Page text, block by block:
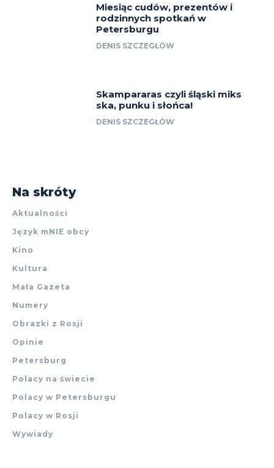
Miesiąc cudów, prezentów i
rodzinnych spotkań w
Petersburgu
DENIS SZCZEGŁÓW
Skampararas czyli śląski miks
ska, punku i słońca!
DENIS SZCZEGŁÓW
Na skróty
Aktualności
Język mNIE obcy
Kino
Kultura
Mała Gazeta
Numery
Obrazki z Rosji
Opinie
Petersburg
Polacy na świecie
Polacy w Petersburgu
Polacy w Rosji
Wywiady